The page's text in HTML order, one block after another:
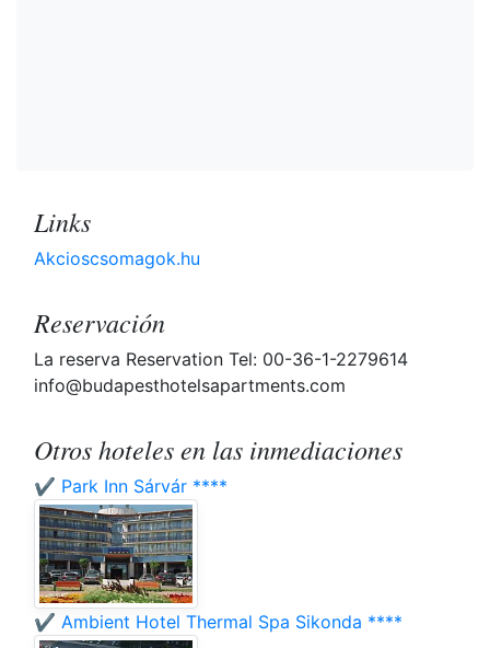
Links
Akcioscsomagok.hu
Reservación
La reserva Reservation Tel: 00-36-1-2279614
info@budapesthotelsapartments.com
Otros hoteles en las inmediaciones
✔️ Park Inn Sárvár ****
✔️ Ambient Hotel Thermal Spa Sikonda ****